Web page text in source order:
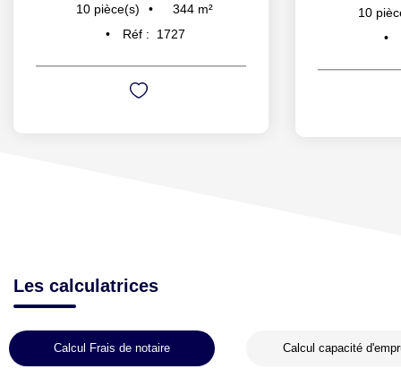
10 pièce(s) 344 m²
Réf :
1727
10
Les calculatrices
Calcul Frais de notaire Calcul capacité